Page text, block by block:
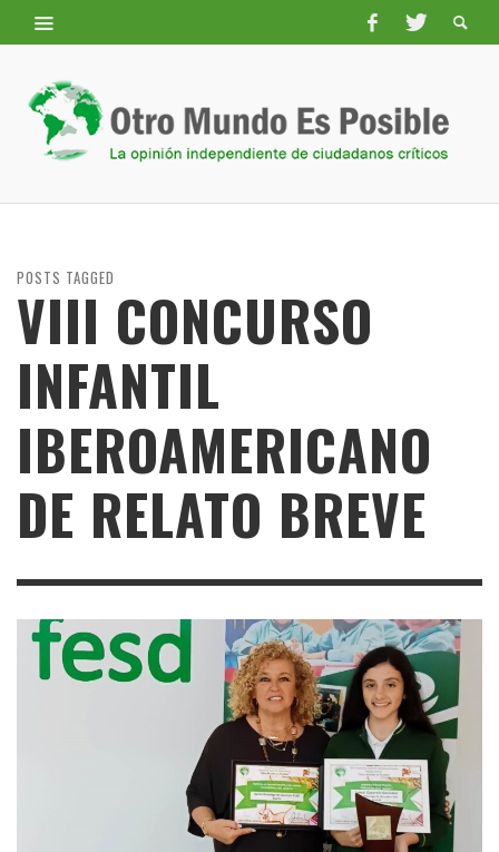
POSTS TAGGED
VIII CONCURSO
INFANTIL
IBEROAMERICANO
DE RELATO BREVE